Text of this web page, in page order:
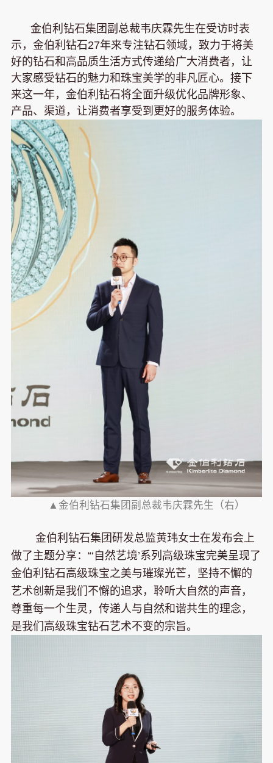
金伯利钻石集团副总裁韦庆霖先生在受访时表
示，金伯利钻石27年来专注钻石领域，致力于将美
好的钻石和高品质生活方式传递给广大消费者，让
大家感受钻石的魅力和珠宝美学的非凡匠心。接下
来这一年，金伯利钻石将全面升级优化品牌形象、
产品、渠道，让消费者享受到更好的服务体验。
▲金伯利钻石集团副总裁韦庆霖先生（右）
金伯利钻石集团研发总监黄玮女士在发布会上
做了主题分享：“‘自然艺境’系列高级珠宝完美呈现了
金伯利钻石高级珠宝之美与璀璨光芒，坚持不懈的
艺术创新是我们不懈的追求，聆听大自然的声音，
尊重每一个生灵，传递人与自然和谐共生的理念，
是我们高级珠宝钻石艺术不变的宗旨。